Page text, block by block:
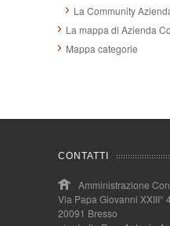
La Community
La mappa di Azienda
Mappa categorie
CONTATTI
Amministrazione
Via Papa Giovanni XXIII°
20091 Bresso